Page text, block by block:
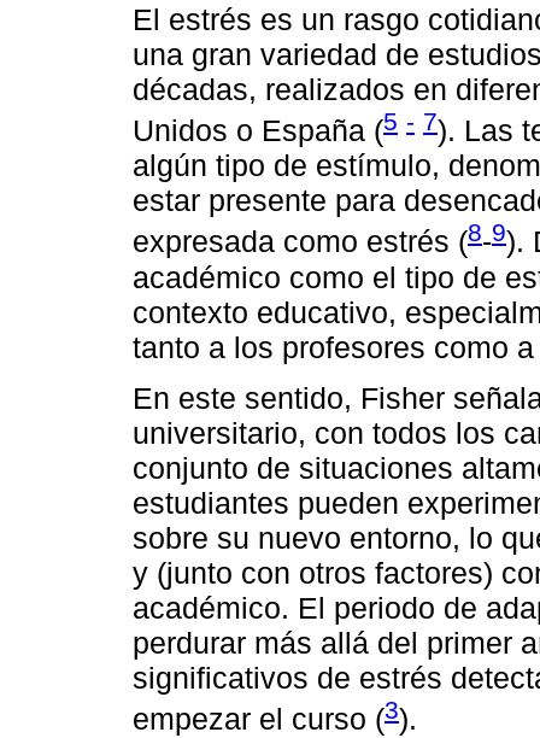
El estrés es un rasgo
una gran variedad de
décadas, realizados en
Unidos o España (5 - 7). Las
algún tipo de estímulo,
estar presente para
expresada como estrés (8-9).
académico como el tipo de
contexto educativo,
tanto a los profesores como
En este sentido, Fisher
universitario, con todos los
conjunto de situaciones
estudiantes pueden
sobre su nuevo entorno, lo
y (junto con otros factores)
académico. El periodo de
perdurar más allá del primer
significativos de estrés
empezar el curso (3).